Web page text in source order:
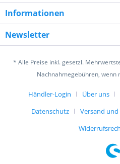
10 + 6 = ?
Ich habe die
verstanden und stimme zu. *
Informationen
Newsletter
* Alle Preise inkl. gesetzl.
Nachnahmegebühren, wenn
Händler-Login Über uns
Datenschutz
Versand